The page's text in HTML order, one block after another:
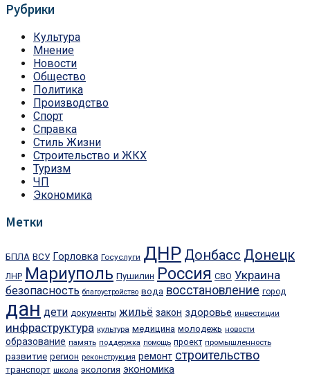
Рубрики
Культура
Мнение
Новости
Общество
Политика
Производство
Спорт
Справка
Стиль Жизни
Строительство и ЖКХ
Туризм
ЧП
Экономика
Метки
БПЛА ВСУ Горловка Госуслуги ДНР Донбасс Донецк
ЛНР Мариуполь Пушилин Россия СВО Украина
безопасность благоустройство вода восстановление город
дан дети документы жильё закон здоровье инвестиции
инфраструктура культура медицина молодежь новости
образование память поддержка помощь проект промышленность
развитие регион реконструкция ремонт строительство
транспорт школа экология экономика